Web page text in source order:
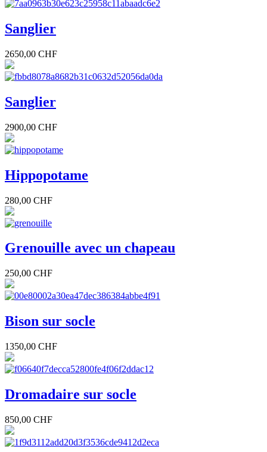
Sanglier
2650,00 CHF
Sanglier
2900,00 CHF
Hippopotame
280,00 CHF
Grenouille avec un chapeau
250,00 CHF
Bison sur socle
1350,00 CHF
Dromadaire sur socle
850,00 CHF